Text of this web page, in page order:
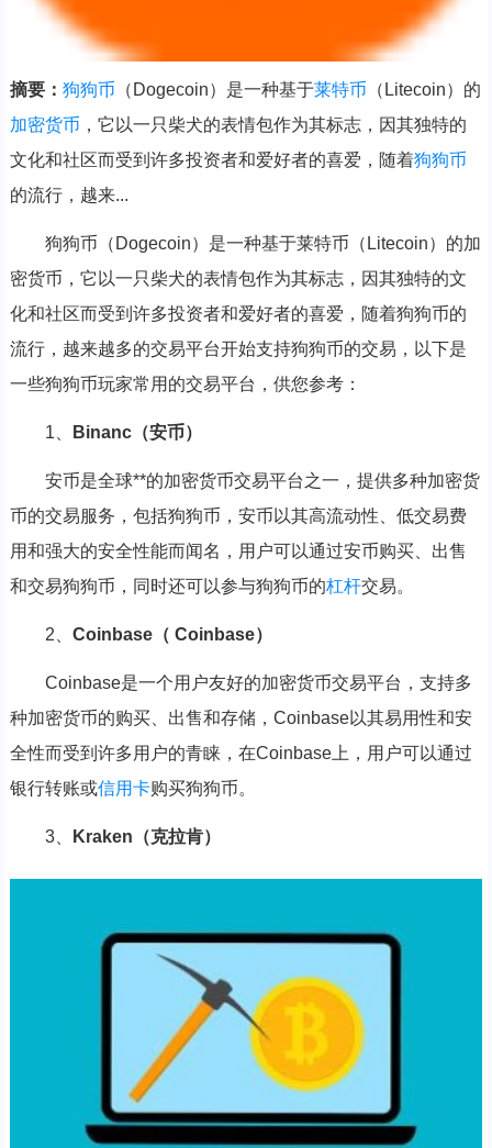
摘要： 狗狗币 （Dogecoin）是一种基于莱特币 （Litecoin）的
加密货币 ，它以一只柴犬的表情包作为其标志，因其独特的
文化和社区而受到许多投资者和爱好者的喜爱，随着狗狗币
的流行，越来...
狗狗币（Dogecoin）是一种基于莱特币（Litecoin）的加
密货币，它以一只柴犬的表情包作为其标志，因其独特的文
化和社区而受到许多投资者和爱好者的喜爱，随着狗狗币的
流行，越来越多的交易平台开始支持狗狗币的交易，以下是
一些狗狗币玩家常用的交易平台，供您参考：
1、 Binanc（安币）
安币是全球**的加密货币交易平台之一，提供多种加密货
币的交易服务，包括狗狗币，安币以其高流动性、低交易费
用和强大的安全性能而闻名，用户可以通过安币购买、出售
和交易狗狗币，同时还可以参与狗狗币的杠杆交易。
2、 Coinbase（ Coinbase）
Coinbase是一个用户友好的加密货币交易平台，支持多
种加密货币的购买、出售和存储，Coinbase以其易用性和安
全性而受到许多用户的青睐，在Coinbase上，用户可以通过
银行转账或信用卡购买狗狗币。
3、 Kraken（克拉肯）